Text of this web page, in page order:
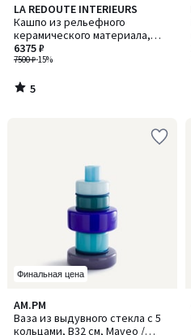
LA REDOUTE INTERIEURS
Кашпо из рельефного
керамического материала,
диаметр 27 см, LYNOA / ЛИНОА
7500 ₽-15%
6375 ₽
5
/
5
5
/
Финальная цена
AM.PM
Ваза из выдувного стекла с 5
кольцами, В32 см, Maveo /
5
/
5